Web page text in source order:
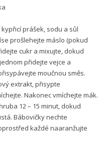
prášek, sodu a sůl
prošlehejte máslo (pokud
cukr a mixujte, dokud
přidejte vejce a
moučnou směs.
extrakt, přisypte
Nakonec vmíchejte mák.
12 – 15 minut, dokud
Bábovičky nechte
každé naaranžujte